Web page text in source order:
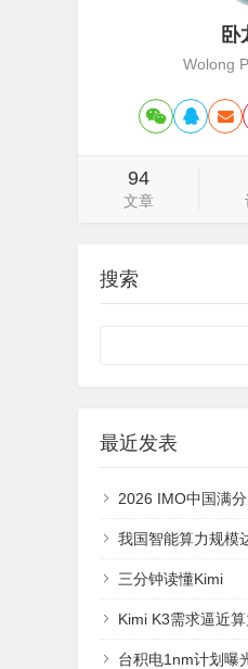
卧
Wolong
94
文章
搜索
最近发表
2026 IMO中国满分屠榜，上海
我国智能算力规模
三分钟读懂Kimi
Kimi K3需求逼近算力
台积电1nm计划曝